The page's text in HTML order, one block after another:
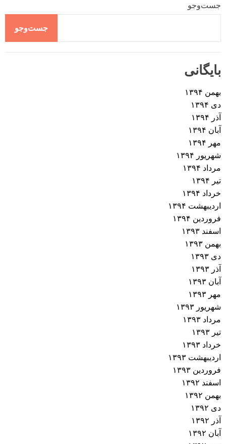
جست‌وجو
جست‌وجو
بایگانی
بهمن ۱۳۹۴
دی ۱۳۹۴
آذر ۱۳۹۴
آبان ۱۳۹۴
مهر ۱۳۹۴
شهریور ۱۳۹۴
مرداد ۱۳۹۴
تیر ۱۳۹۴
خرداد ۱۳۹۴
اردیبهشت ۱۳۹۴
فروردین ۱۳۹۴
اسفند ۱۳۹۳
بهمن ۱۳۹۳
دی ۱۳۹۳
آذر ۱۳۹۳
آبان ۱۳۹۳
مهر ۱۳۹۳
شهریور ۱۳۹۳
مرداد ۱۳۹۳
تیر ۱۳۹۳
خرداد ۱۳۹۳
اردیبهشت ۱۳۹۳
فروردین ۱۳۹۳
اسفند ۱۳۹۲
بهمن ۱۳۹۲
دی ۱۳۹۲
آذر ۱۳۹۲
آبان ۱۳۹۲